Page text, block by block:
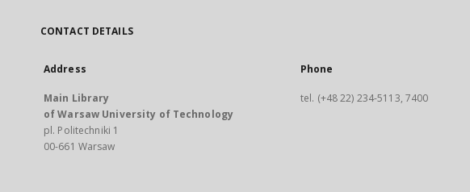
CONTACT DETAILS
Address
Main Library
of Warsaw University of Technology
pl. Politechniki 1
00-661 Warsaw
Phone
tel. (+48 22) 234-5113, 7400